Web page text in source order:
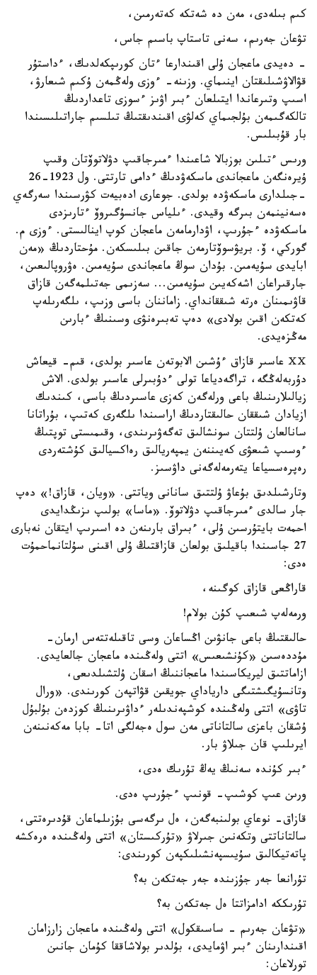
كىم بىلەدى، مەن دە شەتكە كەتەرمىن،
تۋعان جەرىم، سەنى تاستاپ باسىم جاس،
- دەيدى ماعجان ۇلى اقىندارعا ءتان كورىپكەلدىك، ءداستۇر
قۋالاۋشىلىقتان اينىماي. وزىنە- ءوزى ولەڭمەن ۇكىم شىعارۋ،
اسىپ وتىرعاندا ايتىلعان ءبىر اۋىز ءسوزى تاعداردىڭ
تالكەگىمەن بۇلجىماي كەلۋى اقىندىقتىڭ تىلسىم جاراتىلىسىندا
بار قۇبىلىس.
ورىس ءتىلىن بوزبالا شاعىندا ءمىرجاقىپ دۋلاتوۆتان وقىپ
ۇيرەنگەن ماعجاندى ماسكەۋدىڭ ءدامى تارتتى. ول 1923-26
-جىلدارى ماسكەۋدە بولدى. جوعارى ادەبيەت كۋرسىندا سەرگەي
ەسەنينمەن بىرگە وقيدى. ءىلياس جانسۇگىروۆ ءتارىزدى
ماسكەۋدە ءجۇرىپ، اۋدارمامەن ماعجان كوپ اينالىستى. ءوزى م.
گوركي، ۆ. بريۋسوۆتارمەن جاقىن بىلىسكەن. مۇحتاردىڭ «مەن
ابايدى سۇيەمىن. بۇدان سوڭ ماعجاندى سۇيەمىن. ەۋروپالىعىن،
جارقىراعان اشەكەيىن سۇيەمىن... سەزىمى جەتىلمەگەن قازاق
قاۋىمىنان ەرتە شىققانداي. زاماننان باسى وزىپ، ىلگەرىلەپ
كەتكەن اقىن بولادى» دەپ تەبىرەنۋى وسىنىڭ ءبارىن
مەڭزەيدى.
ⅩⅩ عاسىر قازاق ءۇشىن الابوتەن عاسىر بولدى، قىم- قيعاش
دۇربەلەڭگە، تراگەدياعا تولى ءدۇبىرلى عاسىر بولدى. الاش
زيالىلارىنىڭ باعى ورلەگەن كەزى عاسىردىڭ باسى، كىندىك
ازيادان شىققان حالىقتاردىڭ اراسىندا ىلگەرى كەتىپ، بۇراتانا
سانالعان ۇلتتان سونشالىق تەگەۋىرىندى، وقىمىستى توپتىڭ
ءوسىپ شىعۋى كەيىننەن يمپەريالىق رەاكسيالىق كۇشتەردى
رەپرەسسياعا يتەرمەلەگەنى داۋسىز.
وتارشىلدىق بۇعاۋ ۇلتتىق سانانى وياتتى. «ويان، قازاق!» دەپ
جار سالدى ءمىرجاقىپ دۋلاتوۆ. «ماسا» بولىپ ىزىڭدايدى
احمەت بايتۇرسىن ۇلى، ءبىراق بارىنەن دە اسىرىپ ايتقان نەبارى
27 جاسىندا باقيلىق بولعان قازاقتىڭ ۇلى اقىنى سۇلتانماحمۇت
ەدى:
قاراڭعى قازاق كوگىنە،
ورمەلەپ شىعىپ كۇن بولام!
حالىقتىڭ باعى جانۋىن اڭساعان وسى تاقىلەتتەس ارمان-
مۇددەسىن «كۇنشىعىس» اتتى ولەڭىندە ماعجان جالعايدى.
ازاماتتىق ليريكاسىندا ماعجاننىڭ اسقان ۇلتشىلدىعى،
وتانسۇيگىشتىگى دارياداي جويقىن قۋاتپەن كورىندى. «ورال
تاۋى» اتتى ولەڭىندە كوشپەندىلەر ءداۋىرىنىڭ كوزدەن بۇلبۇل
ۇشقان باعزى سالتاناتى مەن سول ەجەلگى اتا- بابا مەكەنىنەن
ايرىلىپ قان جىلاۋ بار.
ءبىر كۇندە سەنىڭ يەڭ تۇرىك ەدى،
ورىن عىپ كوشىپ- قونىپ ءجۇرىپ ەدى.
قازاق- نوعاي بولىنبەگەن، ەل ىرگەسى بۇزىلماعان قۇدىرەتتى،
سالتاناتتى وتكەنىن جىرلاۋ «تۇركىستان» اتتى ولەڭىندە ەرەكشە
پاتەتيكالىق سۇيىسپەنشىلىكپەن كورىندى:
تۇرانعا جەر جۇزىندە جەر جەتكەن بە؟
تۇرىككە ادامزاتتا ەل جەتكەن بە؟
«تۋعان جەرىم - ساسىقكول» اتتى ولەڭىندە ماعجان زارزامان
اقىندارىنان ءبىر اۋمايدى، بۇلدىر بولاشاققا كۇمان جانىن
تورلاعان: